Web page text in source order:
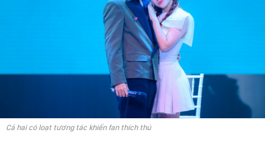
Cả hai có loạt tương tác khiến fan thích thú